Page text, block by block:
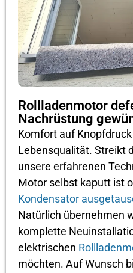
Rollladenmotor
Nachrüstung
Komfort auf
Lebensqualität. Streikt
unsere erfahrenen
Motor selbst kaputt ist
Kondensator
Natürlich übernehmen
komplette
elektrischen
möchten. Auf Wunsch